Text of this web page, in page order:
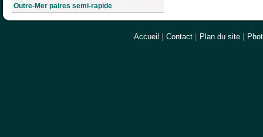
Outre-Mer paires semi-rapide
Accueil Contact Plan du site